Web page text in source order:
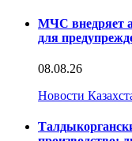
МЧС внедряет
для
08.08.26
Новости